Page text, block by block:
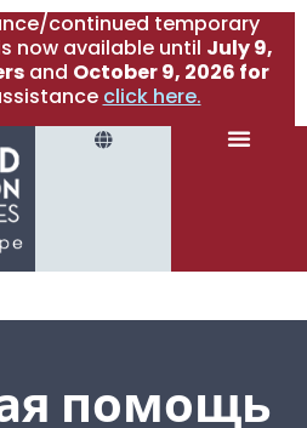
continued temporary
now available until July 9,
and October 9, 2026 for
click here.
помощь